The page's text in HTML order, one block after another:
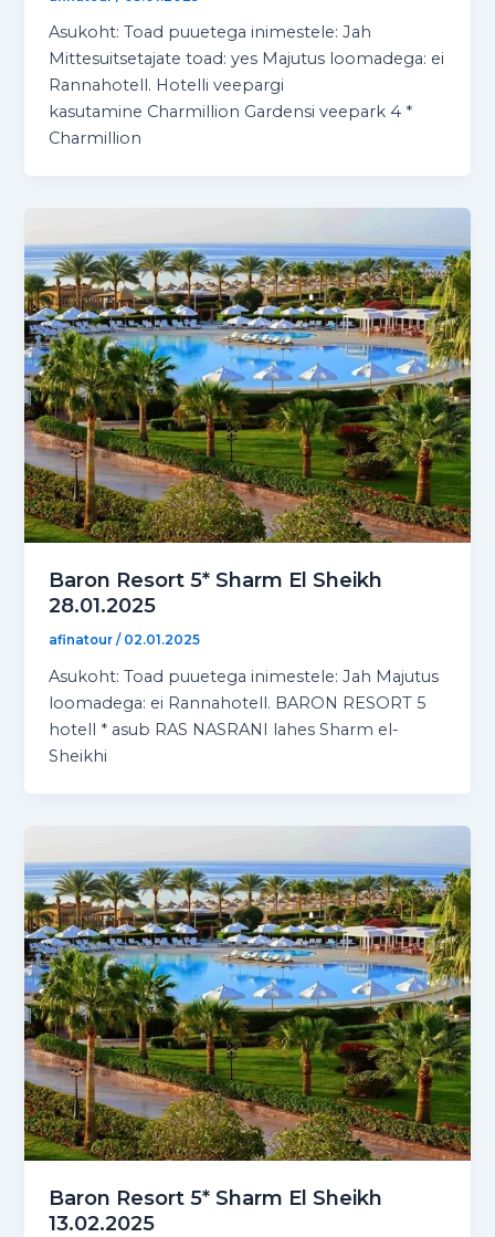
Asukoht: Toad puuetega inimestele: Jah
Mittesuitsetajate toad: yes Majutus loomadega: ei
Rannahotell. Hotelli veepargi
kasutamine Charmillion Gardensi veepark 4 *
Charmillion
Baron Resort 5* Sharm El Sheikh
28.01.2025
afinatour/ 02.01.2025
Asukoht: Toad puuetega inimestele: Jah Majutus
loomadega: ei Rannahotell. BARON RESORT 5
hotell * asub RAS NASRANI lahes Sharm el-
Sheikhi
Baron Resort 5* Sharm El Sheikh
13.02.2025